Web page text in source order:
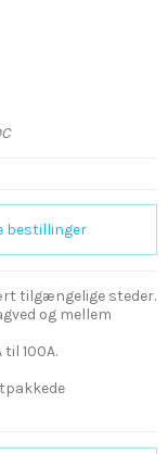
bestillinger
tilgængelige steder.
og mellem
til 100A.